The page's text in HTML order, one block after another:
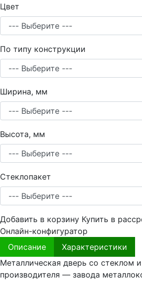
Цвет
По типу конструкции
Ширина, мм
Высота, мм
Стеклопакет
Добавить в корзину Купить в
Онлайн-конфигуратор
Описание
Характеристики
Металлическая дверь со стеклом
производителя — завода